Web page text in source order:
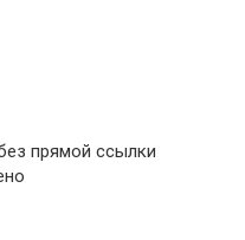
прямой ссылки